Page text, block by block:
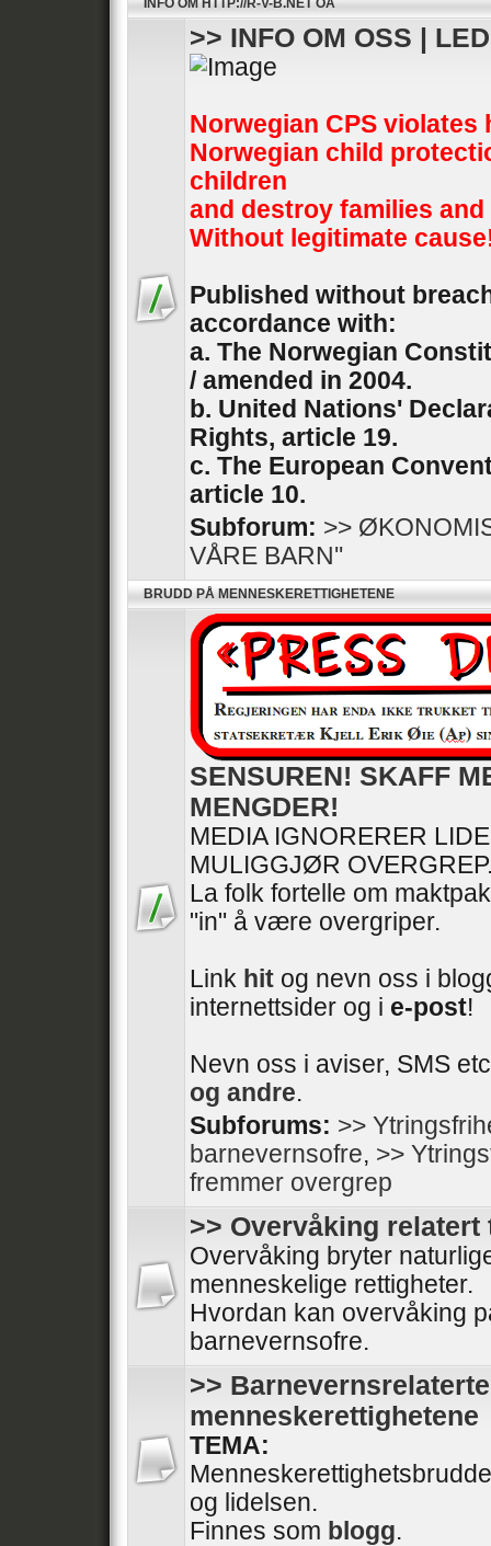
INFO OM HTTP://R-V-B.NET OA
>> INFO OM OSS |
Norwegian CPS violates
Norwegian child
children
and destroy families
Without legitimate
Published without
accordance with:
a. The Norwegian
/ amended in 2004.
b. United Nations'
Rights, article 19.
c. The European
article 10.
Subforum: >>
VÅRE BARN''
BRUDD PÅ MENNESKERETTIGHETENE
SENSUREN! SKAFF
MENGDER!
MEDIA IGNORERER
MULIGGJØR
La folk fortelle om
"in" å være overgriper.
Link hit og nevn oss i
internettsider og i e-post!
Nevn oss i aviser, SMS
og andre.
Subforums: >>
barnevernsofre, >>
fremmer overgrep
>> Overvåking
Overvåking bryter
menneskelige rettigheter.
Hvordan kan overvåking
barnevernsofre.
>>
menneskerettighetene
TEMA:
og lidelsen.
Finnes som blogg.